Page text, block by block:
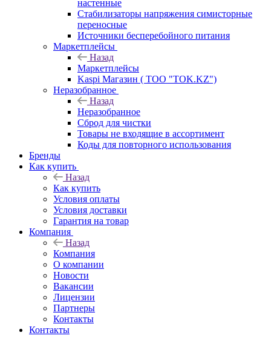
настенные
Стабилизаторы напряжения симисторные
переносные
Источники бесперебойного питания
Маркетплейсы
Назад
Маркетплейсы
Kaspi Магазин ( ТОО "TOK.KZ")
Неразобранное
Назад
Неразобранное
Сброд для чистки
Товары не входящие в ассортимент
Коды для повторного использования
Бренды
Как купить
Назад
Как купить
Условия оплаты
Условия доставки
Гарантия на товар
Компания
Назад
Компания
О компании
Новости
Вакансии
Лицензии
Партнеры
Контакты
Контакты